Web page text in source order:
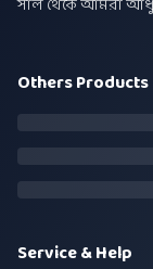
সাল থেকে আমরা
Others Products
Service & Help